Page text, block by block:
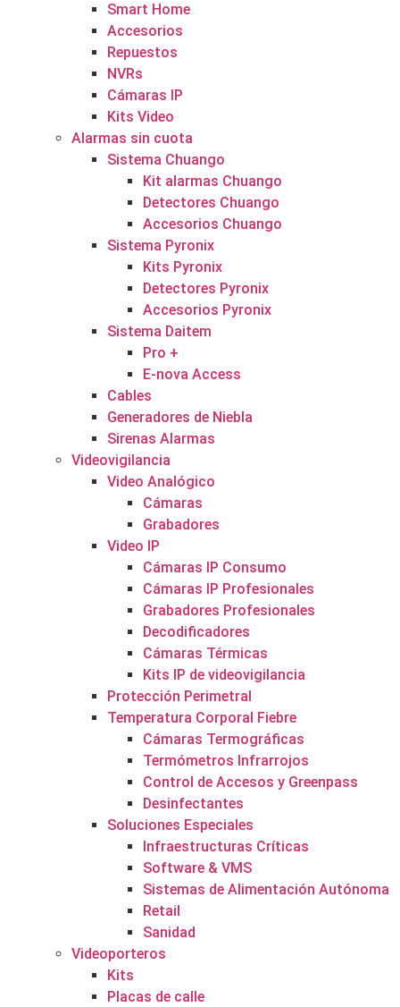
Smart Home
Accesorios
Repuestos
NVRs
Cámaras IP
Kits Video
Alarmas sin cuota
Sistema Chuango
Kit alarmas Chuango
Detectores Chuango
Accesorios Chuango
Sistema Pyronix
Kits Pyronix
Detectores Pyronix
Accesorios Pyronix
Sistema Daitem
Pro +
E-nova Access
Cables
Generadores de Niebla
Sirenas Alarmas
Videovigilancia
Video Analógico
Cámaras
Grabadores
Video IP
Cámaras IP Consumo
Cámaras IP Profesionales
Grabadores Profesionales
Decodificadores
Cámaras Térmicas
Kits IP de videovigilancia
Protección Perimetral
Temperatura Corporal Fiebre
Cámaras Termográficas
Termómetros Infrarrojos
Control de Accesos y Greenpass
Desinfectantes
Soluciones Especiales
Infraestructuras Críticas
Software & VMS
Sistemas de Alimentación Autónoma
Retail
Sanidad
Videoporteros
Kits
Placas de calle